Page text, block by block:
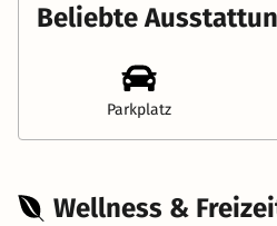
Beliebte
Parkplatz
Wellness &